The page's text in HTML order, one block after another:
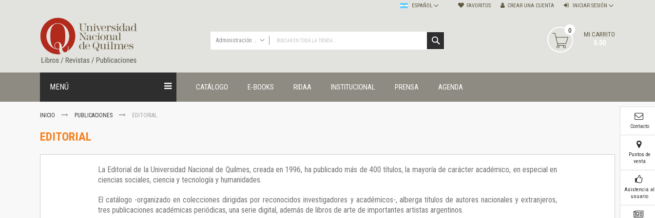
contenido
FAVORITOS INICIAR SESIÓN
CREAR UNA CUENTA
ESPAÑOL
Publicaciones
Editorial
Cuadernos universitarios
Derechos humanos
Ediciones especiales
Géneros
MI CARRITO
0.00
0
MENÚ CATÁLOGO E-BOOKS RIDAA INSTITUCIONAL PRENSA AGENDA
INICIO PUBLICACIONES EDITORIAL
EDITORIAL
La Editorial de la Universidad Nacional de Quilmes, creada en 1996, ha publicado más de 400 títulos, la mayoría de carácter académico, en especial en
ciencias sociales, ciencia y tecnología y humanidades.
El catálogo -organizado en colecciones dirigidas por reconocidos investigadores y académicos-, alberga títulos de autores nacionales y extranjeros,
tres publicaciones académicas periódicas, una serie digital, además de libros de arte de importantes artistas argentinos.
Contacto
Puntos de
venta
Asistencia al
usuario